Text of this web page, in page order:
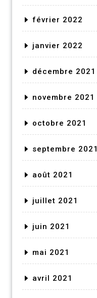
février 2022
janvier 2022
décembre 2021
novembre 2021
octobre 2021
septembre 2021
août 2021
juillet 2021
juin 2021
mai 2021
avril 2021